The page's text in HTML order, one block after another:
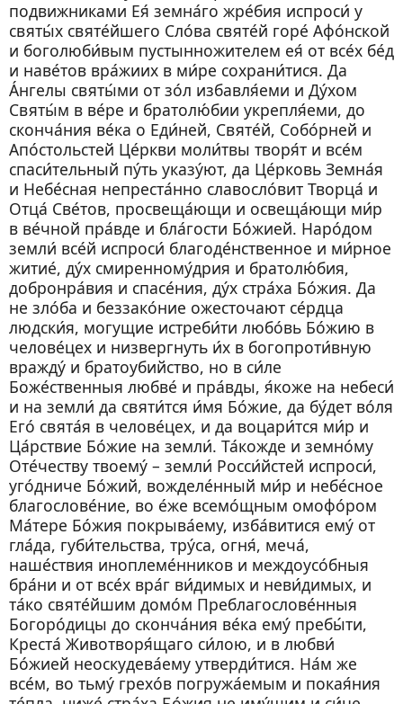
подвижниками Ея́ земна́го жре́бия испроси́ у
святы́х святе́йшего Сло́ва святе́й горе́ Афо́нской
и боголюби́вым пустынножителем ея́ от все́х бе́д
и наве́тов вра́жиих в ми́ре сохрани́тися. Да
А́нгелы святы́ми от зо́л избавля́еми и Ду́хом
Святы́м в ве́ре и братолю́бии укрепля́еми, до
сконча́ния ве́ка о Еди́ней, Святе́й, Собо́рней и
Апо́стольстей Це́ркви моли́твы творя́т и все́м
спаси́тельный пу́ть указу́ют, да Це́рковь Земна́я
и Небе́сная непреста́нно славосло́вит Творца́ и
Отца́ Све́тов, просвеща́ющи и освеща́ющи ми́р
в ве́чной пра́вде и бла́гости Бо́жией. Наро́дом
земли́ все́й испроси́ благоде́нственное и ми́рное
житие́, ду́х смиренному́дрия и братолю́бия,
добронра́вия и спасе́ния, ду́х стра́ха Бо́жия. Да
не зло́ба и беззако́ние ожесточают се́рдца
людски́я, могущие истреби́ти любо́вь Бо́жию в
челове́цех и низвергнуть и́х в богопроти́вную
вражду́ и братоубийство, но в си́ле
Боже́ственныя любве́ и пра́вды, я́коже на небеси́
и на земли́ да святи́тся и́мя Бо́жие, да бу́дет во́ля
Его́ свята́я в челове́цех, и да воцари́тся ми́р и
Ца́рствие Бо́жие на земли́. Та́кожде и земно́му
Оте́честву твоему́ – земли́ Росси́йстей испроси́,
уго́дниче Бо́жий, вожделе́нный ми́р и небе́сное
благослове́ние, во е́же всемо́щным омофо́ром
Ма́тере Бо́жия покрыва́ему, изба́витися ему́ от
гла́да, губи́тельства, тру́са, огня́, меча́,
наше́ствия иноплеме́нников и междоусо́бныя
бра́ни и от все́х вра́г ви́димых и неви́димых, и
та́ко святе́йшим домо́м Преблагослове́нныя
Богоро́дицы до сконча́ния ве́ка ему́ пребы́ти,
Креста́ Животворя́щаго си́лою, и в любви́
Бо́жией неоскудева́ему утверди́тися. На́м же
все́м, во тьму́ грехо́в погружа́емым и покая́ния